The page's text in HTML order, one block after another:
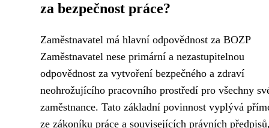
za bezpečnost práce?
Zaměstnavatel má hlavní odpovědnost za BOZP
Zaměstnavatel nese primární a nezastupitelnou
odpovědnost za vytvoření bezpečného a zdraví
neohrožujícího pracovního prostředí pro všechny
zaměstnance. Tato základní povinnost vyplývá
ze zákoníku práce a souvisejících právních předpisů,